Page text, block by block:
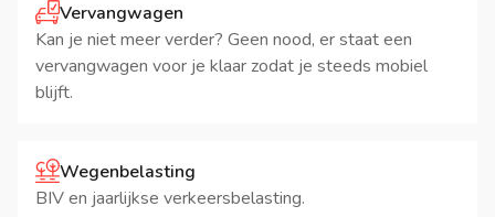
Vervangwagen
Kan je niet meer verder? Geen nood, er staat een
vervangwagen voor je klaar zodat je steeds mobiel
blijft.
Wegenbelasting
BIV en jaarlijkse verkeersbelasting.